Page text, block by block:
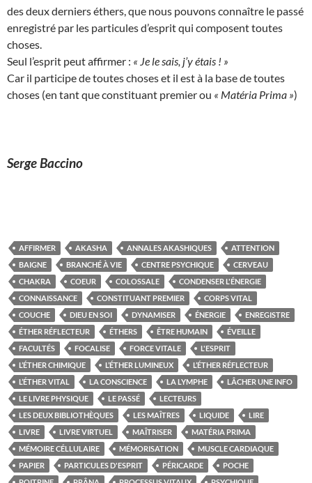
des deux derniers éthers, que nous pouvons connaître le passé
enregistré par les particules d’esprit qui composent toutes
choses.
Seul l’esprit peut affirmer : « Je le sais, j’y étais ! »
Car il participe de toutes choses et il est à la base de toutes
choses (en tant que constituant premier ou « Matéria Prima »)
Serge Baccino
AFFIRMER AKASHA ANNALES AKASHIQUES
ATTENTION
BAIGNE
BRANCHÉ À VIE CENTRE PSYCHIQUE
CERVEAU
CHAKRA
COEUR COLOSSALE
CONDENSER L'ÉNERGIE
CONNAISSANCE
CONSTITUANT PREMIER
CORPS VITAL
COUCHE
DIEU EN SOI DYNAMISER ÉNERGIE
ENREGISTRE
ÉTHER RÉFLECTEUR
ÉTHERS ÊTRE HUMAIN
ÉVEILLE
FACULTÉS
FOCALISE FORCE VITALE
L'ESPRIT
L’ÉTHER CHIMIQUE
L’ÉTHER LUMINEUX
L’ÉTHER RÉFLECTEUR
L’ÉTHER VITAL
LA CONSCIENCE LA LYMPHE
LÂCHER UNE INFO
LE LIVRE PHYSIQUE
LE PASSÉ
LECTEURS
LES DEUX BIBLIOTHÈQUES
LES MAÎTRES LIQUIDE
LIRE
LIVRE
LIVRE VIRTUEL MAÎTRISER
MATÉRIA PRIMA
MÉMOIRE CÉLLULAIRE
MÉMORISATION
MUSCLE CARDIAQUE
PAPIER
PARTICULES D'ESPRIT PÉRICARDE
POCHE